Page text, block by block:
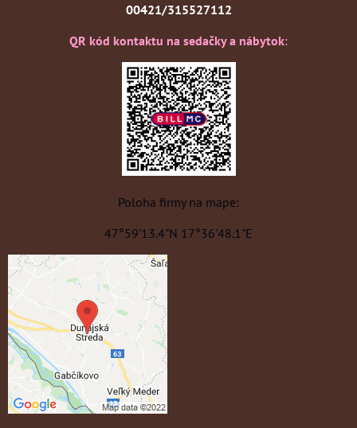
00421/315527112
QR kód kontaktu na sedačky a nábytok:
Poloha firmy na mape:
47°59'13.4"N 17°36'48.1"E